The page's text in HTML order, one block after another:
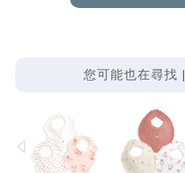
您可能也在尋找 |